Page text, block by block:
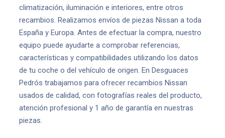
climatización, iluminación e interiores, entre otros
recambios. Realizamos envíos de piezas Nissan a toda
España y Europa. Antes de efectuar la compra, nuestro
equipo puede ayudarte a comprobar referencias,
características y compatibilidades utilizando los datos
de tu coche o del vehículo de origen. En Desguaces
Pedrós trabajamos para ofrecer recambios Nissan
usados de calidad, con fotografías reales del producto,
atención profesional y 1 año de garantía en nuestras
piezas.